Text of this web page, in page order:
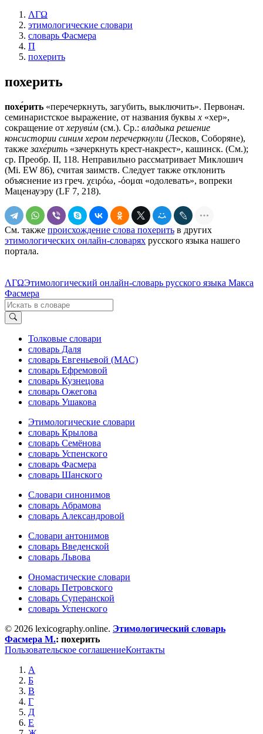
ΛΓΩ
этимологические словари
словарь Фасмера
П
похерить
похерить
похе́рить «перечеркнуть, загубить, выключить». Первонач.
семинаристское выражение, от названия буквы х «хер»,
сокращение от херуви́м (см.). Ср.: владыка решение
консистории синим хером перечеркнули (Лесков, Соборяне),
такжезахе́рить «зачеркнуть крест-накрест», кашинск. (См.);
ср. Преобр. II, 118. Неправильно рассматривает Миклошич
(Мi. ЕW 86), считая заимств. Следует также отклонить
объяснение из греч. χειρόω, -όομαι «одолевать», вопреки
Маценауэру (LF 7, 218).
См. также происхождение слова похерить в других
этимологических онлайн-словарях русского языка нашего
портала.
ΛΓΩЭтимологический онлайн-словарь русского языка Макса
Фасмера
Толковые словари
словарь Даля
словарь Евгеньевой (МАС)
словарь Ефремовой
словарь Кузнецова
словарь Ожегова
словарь Ушакова
Этимологические словари
словарь Крылова
словарь Семёнова
словарь Успенского
словарь Фасмера
словарь Шанского
Словари синонимов
словарь Абрамова
словарь Александровой
Словари антонимов
словарь Введенской
словарь Львова
Ономастические словари
словарь Петровского
словарь Суперанской
словарь Успенского
© 2026 lexicography.online. Этимологический словарь
Фасмера М.: похерить
Пользовательское соглашениеКонтакты
А
Б
В
Г
Д
Е